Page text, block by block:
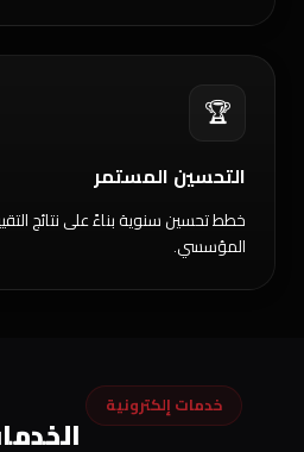
🏆
التحسين المستمر
خطط تحسين سنوية بناءً على نتائج
المؤسسي.
خدمات إلكترونية